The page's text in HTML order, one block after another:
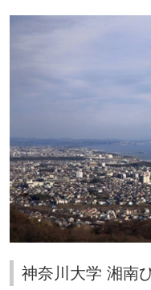
神奈川大学 湘南